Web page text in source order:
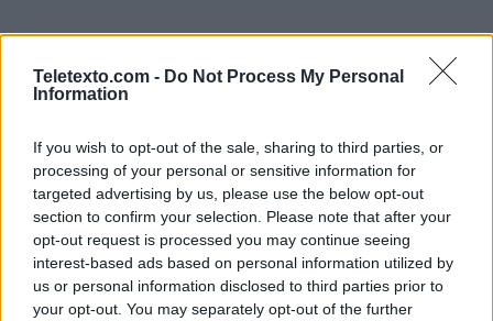
Teletexto.com - Do Not Process My Personal
Information
If you wish to opt-out of the sale, sharing to third parties, or
processing of your personal or sensitive information for
targeted advertising by us, please use the below opt-out
section to confirm your selection. Please note that after your
opt-out request is processed you may continue seeing
interest-based ads based on personal information utilized by
us or personal information disclosed to third parties prior to
your opt-out. You may separately opt-out of the further